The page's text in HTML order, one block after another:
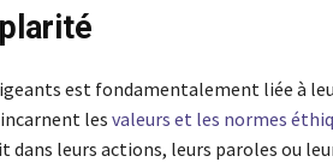
est fondamentalement liée à
les valeurs et les normes
dans leurs actions, leurs paroles ou